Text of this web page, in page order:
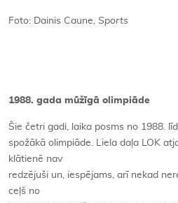
Foto: Dainis Caune, Sports
1988. gada mūžīgā olimpiāde
Šie četri gadi, laika posms no 1988.
spožākā olimpiāde. Liela daļa LOK
klātienē nav
redzējuši un, iespējams, arī nekad
ceļš no